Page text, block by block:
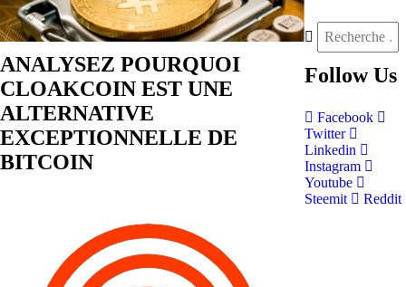
ANALYSEZ POURQUOI
CLOAKCOIN EST UNE
ALTERNATIVE
EXCEPTIONNELLE DE
BITCOIN
Follow Us
Facebook
Twitter
Linkedin
Instagram
Youtube
Steemit
Reddit